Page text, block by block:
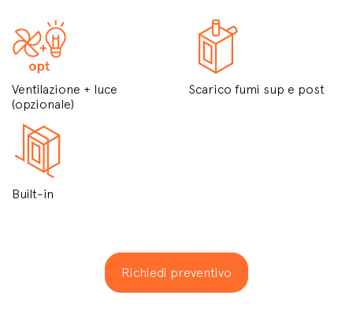
Ventilazione + luce
(opzionale)
Scarico fumi sup e post
Built-in
Richiedi preventivo